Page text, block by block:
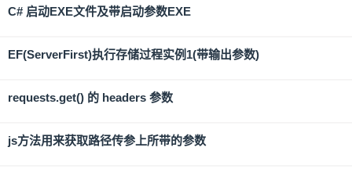
C# 启动EXE文件及带启动参数EXE
EF(ServerFirst)执行存储过程实例1(带输出参数)
requests.get() 的 headers 参数
js方法用来获取路径传参上所带的参数